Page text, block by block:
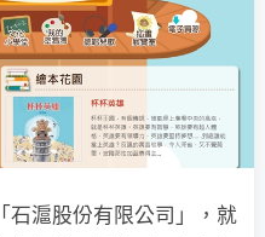
石滬股份有限公司」，就